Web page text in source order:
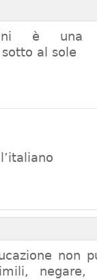
è una
al sole
non
negare,